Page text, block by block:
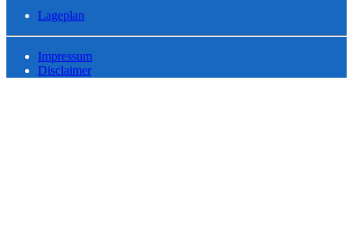
Lageplan
Impressum
Disclaimer